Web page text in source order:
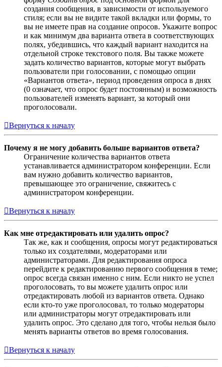
создания сообщения, в зависимости от используемого
стиля; если вы не видите такой вкладки или формы, то
вы не имеете прав на создание опросов. Укажите вопрос
и как минимум два варианта ответа в соответствующих
полях, убедившись, что каждый вариант находится на
отдельной строке текстового поля. Вы также можете
задать количество вариантов, которые могут выбрать
пользователи при голосовании, с помощью опции
«Вариантов ответа», период проведения опроса в днях
(0 означает, что опрос будет постоянным) и возможность
пользователей изменять вариант, за который они
проголосовали.
Вернуться к началу
Почему я не могу добавить больше вариантов ответа?
Ограничение количества вариантов ответа
устанавливается администратором конференции. Если
вам нужно добавить количество вариантов,
превышающее это ограничение, свяжитесь с
администратором конференции.
Вернуться к началу
Как мне отредактировать или удалить опрос?
Так же, как и сообщения, опросы могут редактироваться
только их создателями, модераторами или
администраторами. Для редактирования опроса
перейдите к редактированию первого сообщения в теме;
опрос всегда связан именно с ним. Если никто не успел
проголосовать, то вы можете удалить опрос или
отредактировать любой из вариантов ответа. Однако
если кто-то уже проголосовал, то только модераторы
или администраторы могут отредактировать или
удалить опрос. Это сделано для того, чтобы нельзя было
менять варианты ответов во время голосования.
Вернуться к началу